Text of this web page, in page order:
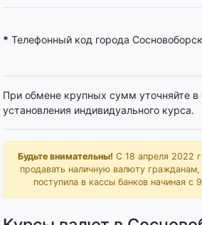
* Телефонный код города
При обмене крупных сумм уточняйте в
установления индивидуального курса.
Будьте внимательны! С 18 апреля 2022
продавать наличную валюту гражданам,
поступила в кассы банков начиная с